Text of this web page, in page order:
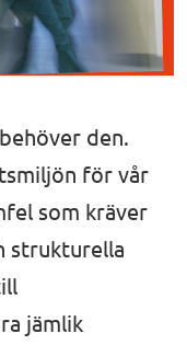
med alla
den.
för vår
som kräver
strukturella
jämlik